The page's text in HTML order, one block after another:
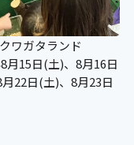
ワガタランド
月15日(土)、8月16日
22日(土)、8月23日